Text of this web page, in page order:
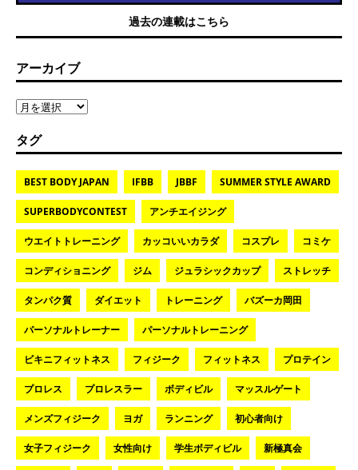
過去の連載はこちら
アーカイブ
タグ
BEST BODY JAPAN IFBB JBBF SUMMER STYLE AWARD
SUPERBODYCONTEST アンチエイジング
ウエイトトレーニング カッコいいカラダ コスプレ コミケ
コンディショニング ジム ジュラシックカップ ストレッチ
タンパク質 ダイエット トレーニング バズーカ岡田
パーソナルトレーナー パーソナルトレーニング
ビキニフィットネス フィジーク フィットネス プロテイン
プロレス プロレスラー ボディビル マッスルゲート
メンズフィジーク ヨガ ランニング 初心者向け
女子フィジーク 女性向け 学生ボディビル 新極真会